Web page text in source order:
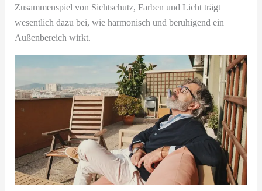
Zusammenspiel von Sichtschutz, Farben und Licht trägt
wesentlich dazu bei, wie harmonisch und beruhigend ein
Außenbereich wirkt.